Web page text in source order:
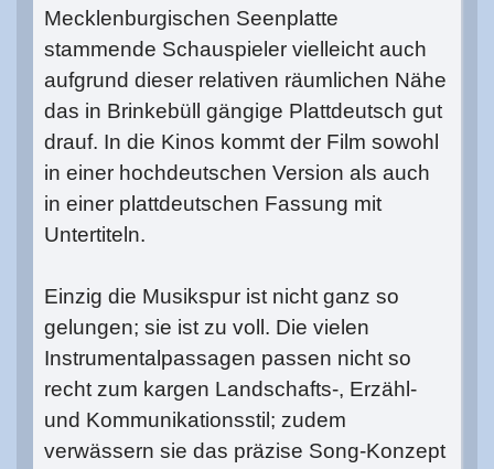
Mecklenburgischen Seenplatte
stammende Schauspieler vielleicht auch
aufgrund dieser relativen räumlichen Nähe
das in Brinkebüll gängige Plattdeutsch gut
drauf. In die Kinos kommt der Film sowohl
in einer hochdeutschen Version als auch
in einer plattdeutschen Fassung mit
Untertiteln.
Einzig die Musikspur ist nicht ganz so
gelungen; sie ist zu voll. Die vielen
Instrumentalpassagen passen nicht so
recht zum kargen Landschafts-, Erzähl-
und Kommunikationsstil; zudem
verwässern sie das präzise Song-Konzept